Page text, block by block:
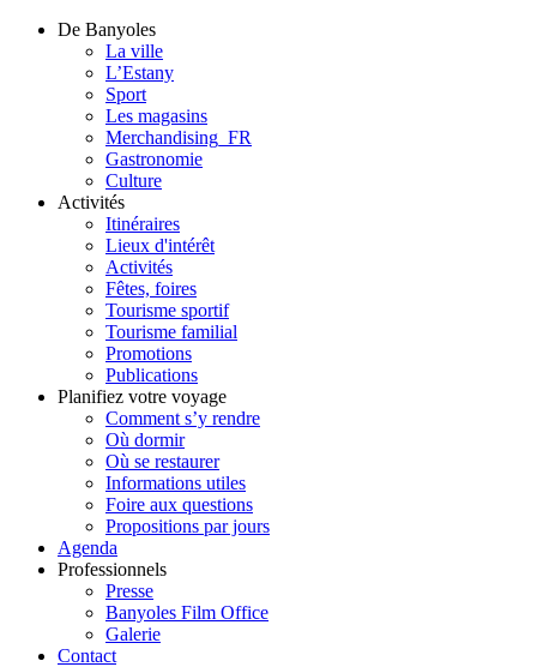
De Banyoles
La ville
L’Estany
Sport
Les magasins
Merchandising_FR
Gastronomie
Culture
Activités
Itinéraires
Lieux d'intérêt
Activités
Fêtes, foires
Tourisme sportif
Tourisme familial
Promotions
Publications
Planifiez votre voyage
Comment s’y rendre
Où dormir
Où se restaurer
Informations utiles
Foire aux questions
Propositions par jours
Agenda
Professionnels
Presse
Banyoles Film Office
Galerie
Contact